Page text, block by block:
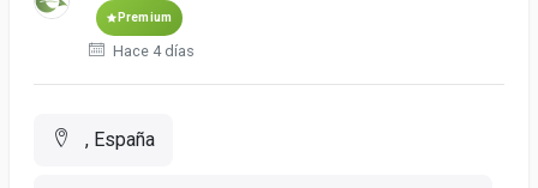
Premium
Hace 4 días
, España